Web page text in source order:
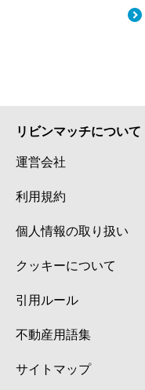
リビンマッチについて
運営会社
利用規約
個人情報の取り扱い
クッキーについて
引用ルール
不動産用語集
サイトマップ